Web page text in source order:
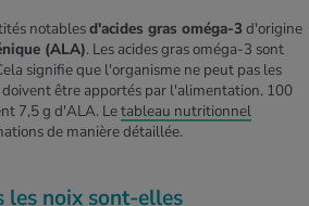
notablesd'acides gras oméga-3d'origine
(ALA). Les acides gras oméga-3 sont
signifie que l'organisme ne peut pas les
être apportés par l'alimentation. 100
7,5 g d'ALA. Letableau nutritionnel
de manière détaillée.
les noix sont-elles